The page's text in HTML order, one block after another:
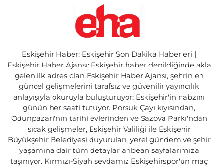
Eskişehir Haber: Eskişehir Son Dakika Haberleri |
Eskişehir Haber Ajansı: Eskişehir haber denildiğinde akla
gelen ilk adres olan Eskişehir Haber Ajansı, şehrin en
güncel gelişmelerini tarafsız ve güvenilir yayıncılık
anlayışıyla okuruyla buluşturuyor; Eskişehir'in nabzını
günün her saati tutuyor. Porsuk Çayı kıyısından,
Odunpazarı'nın tarihi evlerinden ve Sazova Parkı'ndan
sıcak gelişmeler, Eskişehir Valiliği ile Eskişehir
Büyükşehir Belediyesi duyuruları, yerel gündem ve şehir
yaşamına dair tüm detaylar anbean sayfalarımıza
taşınıyor. Kırmızı-Siyah sevdamız Eskişehirspor'un maç